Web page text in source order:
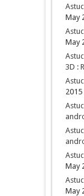
May
May
3D :
2015
May
May